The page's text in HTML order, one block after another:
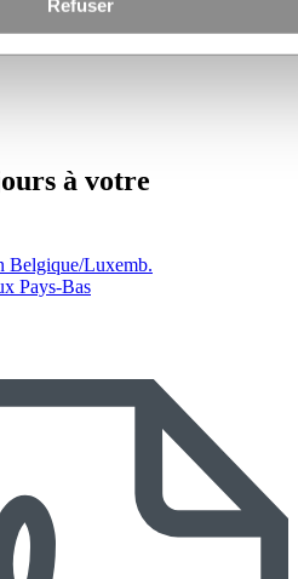
Refuser
à votre
Belgique/Luxemb.
Pays-Bas